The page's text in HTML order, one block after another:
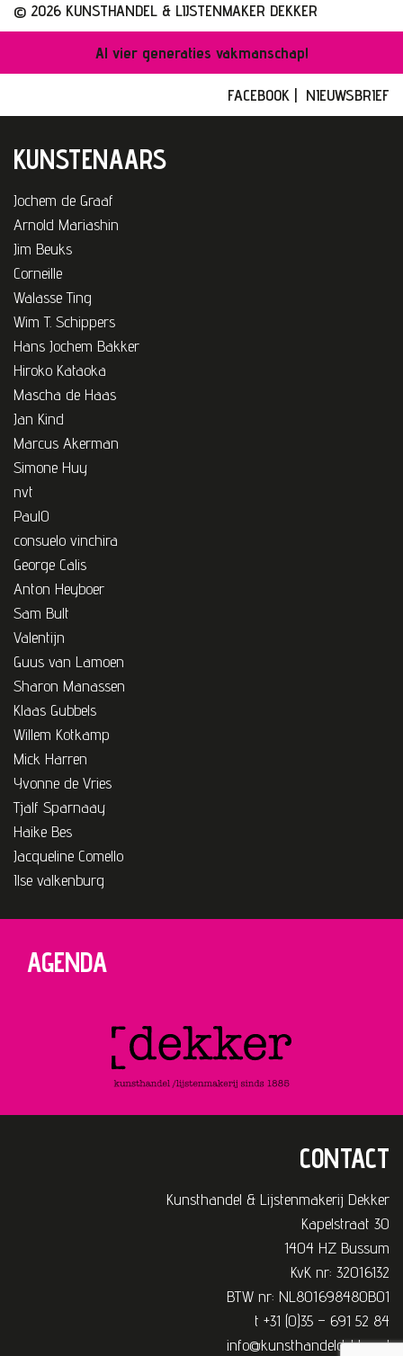
© 2026 KUNSTHANDEL & LIJSTENMAKER DEKKER
Al vier generaties vakmanschap!
FACEBOOK NIEUWSBRIEF
KUNSTENAARS
Jochem de Graaf
Arnold Mariashin
Jim Beuks
Corneille
Walasse Ting
Wim T. Schippers
Hans Jochem Bakker
Hiroko Kataoka
Mascha de Haas
Jan Kind
Marcus Akerman
Simone Huy
nvt
PaulO
consuelo vinchira
George Calis
Anton Heyboer
Sam Bult
Valentijn
Guus van Lamoen
Sharon Manassen
Klaas Gubbels
Willem Kotkamp
Mick Harren
Yvonne de Vries
Tjalf Sparnaay
Haike Bes
Jacqueline Comello
Ilse valkenburg
AGENDA
CONTACT
Kunsthandel & Lijstenmakerij Dekker
Kapelstraat 30
1404 HZ Bussum
KvK nr: 32016132
BTW nr: NL801698480B01
t +31 (0)35 – 691 52 84
info@kunsthandeldekker.nl